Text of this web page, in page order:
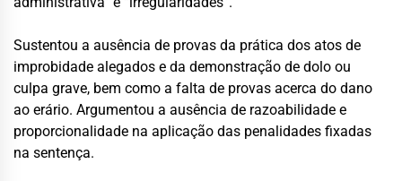
Sustentou a ausência de provas da prática dos atos de
improbidade alegados e da demonstração de dolo ou
culpa grave, bem como a falta de provas acerca do dano
ao erário. Argumentou a ausência de razoabilidade e
proporcionalidade na aplicação das penalidades fixadas
na sentença.